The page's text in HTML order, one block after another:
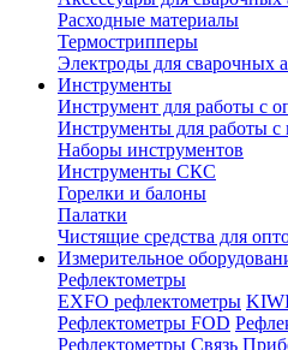
Расходные материалы
Термострипперы
Электроды для сварочных
Инструменты
Инструмент для работы с
Инструменты для работы с
Наборы инструментов
Инструменты СКС
Горелки и балоны
Палатки
Чистящие средства для
Измерительное
Рефлектометры
EXFO рефлектометры
Рефлектометры FOD
Рефлектометры Связь